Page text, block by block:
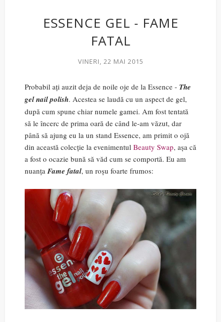
ESSENCE GEL - FAME
FATAL
VINERI, 22 MAI 2015
Probabil ați auzit deja de noile oje de la Essence - The
gel nail polish. Acestea se laudă cu un aspect de gel,
după cum spune chiar numele gamei. Am fost tentată
să le încerc de prima oară de când le-am văzut, dar
până să ajung eu la un stand Essence, am primit o ojă
din această colecție la evenimentul Beauty Swap, așa că
a fost o ocazie bună să văd cum se comportă. Eu am
nuanța Fame fatal, un roșu foarte frumos: